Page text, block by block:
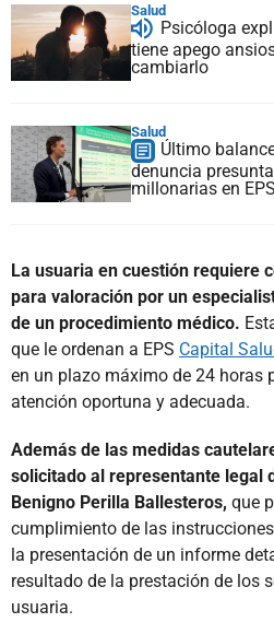
Salud
Psicóloga
tiene apego
cambiarlo
Salud
Último
denuncia
millonarias en EPS
La usuaria en cuestión requiere
para valoración por un
de un procedimiento médico.
que le ordenan a EPS Capital
en un plazo máximo de 24 horas
atención oportuna y adecuada.
Además de las medidas
solicitado al representante legal
Benigno Perilla Ballesteros, que
cumplimiento de las
la presentación de un informe
resultado de la prestación de los
usuaria.